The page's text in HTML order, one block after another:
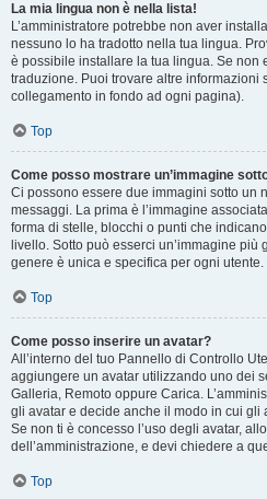
La mia lingua non è nella lista!
L’amministratore potrebbe non aver
nessuno lo ha tradotto nella tua lingua.
è possibile installare la tua lingua. Se non
traduzione. Puoi trovare altre informazioni
collegamento in fondo ad ogni pagina).
Top
Come posso mostrare un’immagine
Ci possono essere due immagini sotto un
messaggi. La prima è l’immagine
forma di stelle, blocchi o punti che
livello. Sotto può esserci un’immagine più
genere è unica e specifica per ogni utente.
Top
Come posso inserire un avatar?
All’interno del tuo Pannello di Controllo
aggiungere un avatar utilizzando uno dei
Galleria, Remoto oppure Carica.
gli avatar e decide anche il modo in cui gli
Se non ti è concesso l’uso degli avatar,
dell’amministrazione, e devi chiedere a
Top